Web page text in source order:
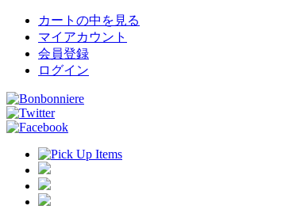
カートの中を見る
マイアカウント
会員登録
ログイン